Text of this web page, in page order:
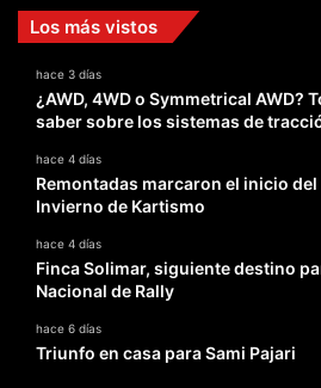
Los más vistos
hace 3 días
¿AWD, 4WD o Symmetrical AWD?
saber sobre los sistemas de
hace 4 días
Remontadas marcaron el inicio
Invierno de Kartismo
hace 4 días
Finca Solimar, siguiente destino
Nacional de Rally
hace 6 días
Triunfo en casa para Sami Pajari